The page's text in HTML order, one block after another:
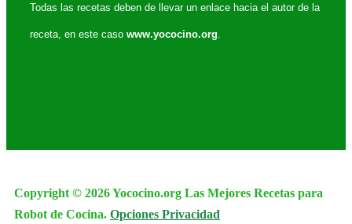
Todas las recetas deben de llevar un enlace hacia el autor de la
receta, en este caso www.yococino.org
Copyright © 2026 Yococino.org Las Mejores Recetas para
Robot de Cocina. Opciones Privacidad